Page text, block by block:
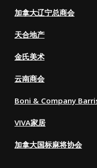
加拿大辽宁总商会
天合地产
金氏美术
云南商会
Boni & Company
VIVA家居
加拿大国标麻将协会